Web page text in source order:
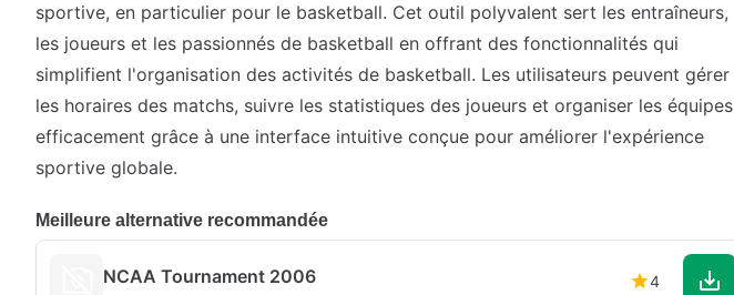
sportive, en particulier pour le basketball. Cet outil polyvalent sert les entraîneurs,
les joueurs et les passionnés de basketball en offrant des fonctionnalités qui
simplifient l'organisation des activités de basketball. Les utilisateurs peuvent gérer
les horaires des matchs, suivre les statistiques des joueurs et organiser les équipes
efficacement grâce à une interface intuitive conçue pour améliorer l'expérience
sportive globale.
Meilleure alternative recommandée
NCAA Tournament 2006 4